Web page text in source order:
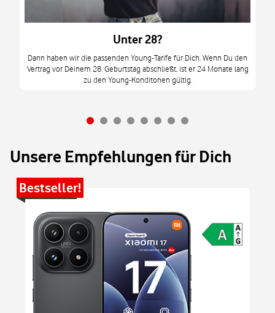
Unter 28?
Dann haben wir die passenden Young-Tarife für Dich. Wenn Du den
Vertrag vor Deinem 28. Geburtstag abschließt, ist er 24 Monate lang
zu den Young-Konditonen gültig.
Unsere Empfehlungen für Dich
Bestseller!